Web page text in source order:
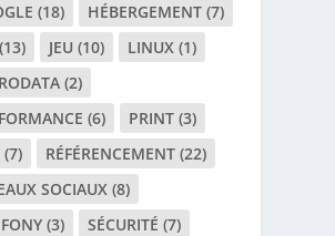
(18) HÉBERGEMENT (7)
(13) JEU (10) LINUX (1)
(2)
(6) PRINT (3)
(7) RÉFÉRENCEMENT (22)
SOCIAUX (8)
(3) SÉCURITÉ (7)